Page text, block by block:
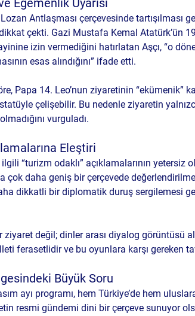
Egemenlik Uyarısı
Antlaşması çerçevesinde tartışılması
çekti. Gazi Mustafa Kemal Atatürk’ün
izin vermediğini hatırlatan Aşçı, “o
esas alındığını” ifade etti.
Papa 14. Leo’nun ziyaretinin “ekümenik”
çelişebilir. Bu nedenle ziyaretin
vurguladı.
Eleştiri
“turizm odaklı” açıklamalarının yetersiz
çok daha geniş bir çerçevede
dikkatli bir diplomatik duruş sergilemesi
ziyaret değil; dinler arası diyalog görüntüsü
ferasetlidir ve bu oyunlara karşı gereken
Büyük Soru
ayı programı, hem Türkiye’de hem
resmi gündemi dini bir çerçeve sunuyor